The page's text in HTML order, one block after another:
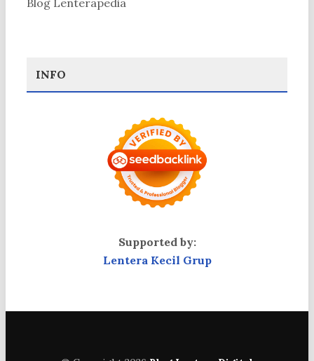
INFO
Supported by:
Lentera Kecil Grup